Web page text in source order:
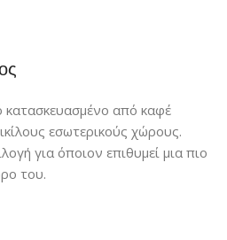
κατασκευασμένο από καφέ
εσωτερικούς χώρους.
για όποιον επιθυμεί μια πιο
του.